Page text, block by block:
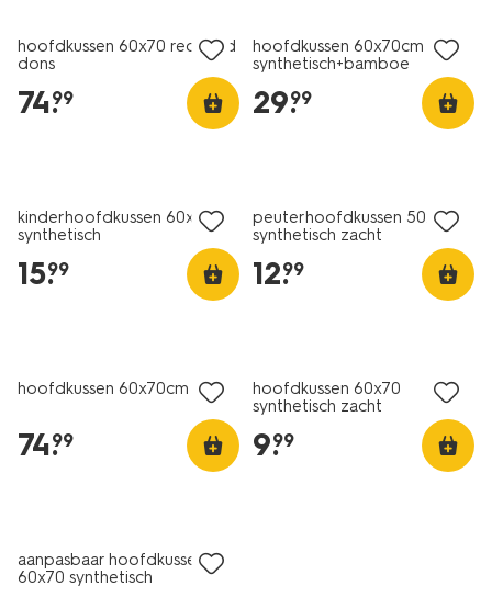
hoofdkussen 60x70 recycled
dons
74.
99
hoofdkussen 60x70cm
synthetisch+bamboe
29.
99
kinderhoofdkussen 60x70
synthetisch
15.
99
peuterhoofdkussen 50x60
synthetisch zacht
12.
99
hoofdkussen 60x70cm wol
74.
99
hoofdkussen 60x70
synthetisch zacht
9.
99
aanpasbaar hoofdkussen
60x70 synthetisch